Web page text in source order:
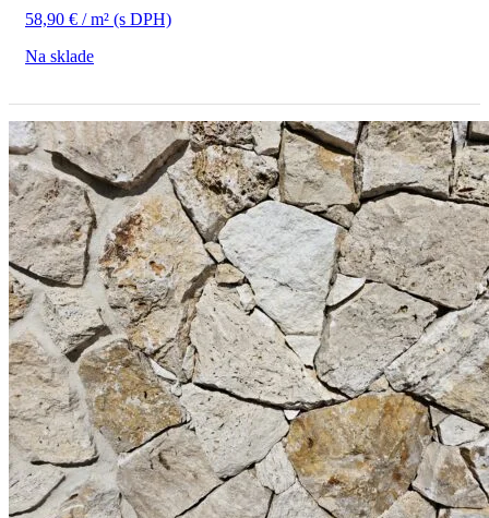
58,90 € / m² (s DPH)
Na sklade